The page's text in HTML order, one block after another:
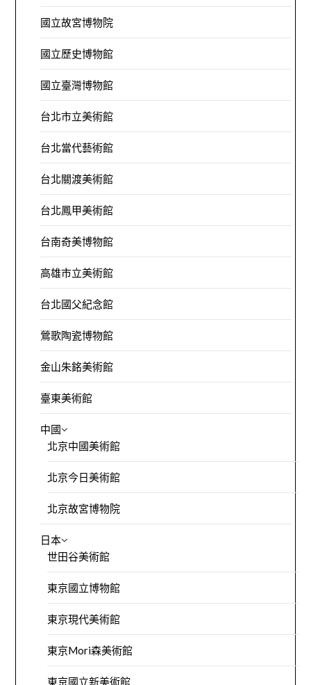
國立故宮博物院
國立歷史博物館
國立臺灣博物館
台北市立美術館
台北當代藝術館
台北關渡美術館
台北鳳甲美術館
台南奇美博物館
高雄市立美術館
台北國父紀念館
鶯歌陶瓷博物館
金山朱銘美術館
臺東美術館
中國
北京中國美術館
北京今日美術館
北京故宮博物院
日本
世田谷美術館
東京國立博物館
東京現代美術館
東京Mori森美術館
東京國立新美術館